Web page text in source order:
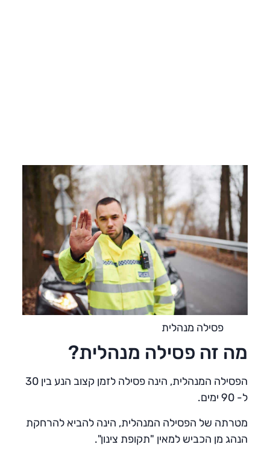
פסילה מנהלית
מה זה פסילה מנהלית?
הפסילה המנהלית, הינה פסילה לזמן קצוב הנע בין 30
ל- 90 ימים.
מטרתה של הפסילה המנהלית, הינה להביא להרחקת
הנהג מן הכביש למאין "תקופת צינון".